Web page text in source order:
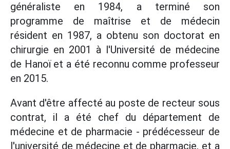
généraliste en 1984, a terminé son
programme de maîtrise et de médecin
résident en 1987, a obtenu son doctorat en
chirurgie en 2001 à l'Université de médecine
de Hanoï et a été reconnu comme professeur
en 2015.
Avant d'être affecté au poste de recteur sous
contrat, il a été chef du département de
médecine et de pharmacie - prédécesseur de
l'université de médecine et de pharmacie, et a